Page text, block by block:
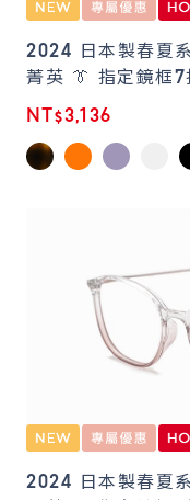
2024 日本製春夏
菁英 👔 指定鏡框
NT$3,136
2024 日本製春夏